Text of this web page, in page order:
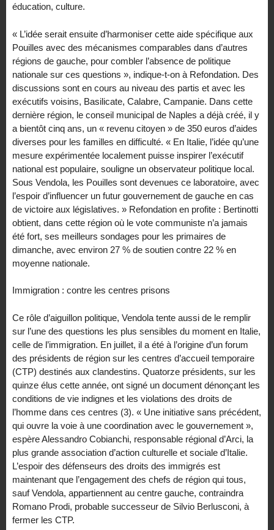
éducation, culture.
« L’idée serait ensuite d’harmoniser cette aide spécifique aux
Pouilles avec des mécanismes comparables dans d’autres
régions de gauche, pour combler l’absence de politique
nationale sur ces questions », indique-t-on à Refondation. Des
discussions sont en cours au niveau des partis et avec les
exécutifs voisins, Basilicate, Calabre, Campanie. Dans cette
dernière région, le conseil municipal de Naples a déjà créé, il y
a bientôt cinq ans, un « revenu citoyen » de 350 euros d’aides
diverses pour les familles en difficulté. « En Italie, l’idée qu’une
mesure expérimentée localement puisse inspirer l’exécutif
national est populaire, souligne un observateur politique local.
Sous Vendola, les Pouilles sont devenues ce laboratoire, avec
l’espoir d’influencer un futur gouvernement de gauche en cas
de victoire aux législatives. » Refondation en profite : Bertinotti
obtient, dans cette région où le vote communiste n’a jamais
été fort, ses meilleurs sondages pour les primaires de
dimanche, avec environ 27 % de soutien contre 22 % en
moyenne nationale.
Immigration : contre les centres prisons
Ce rôle d’aiguillon politique, Vendola tente aussi de le remplir
sur l’une des questions les plus sensibles du moment en Italie,
celle de l’immigration. En juillet, il a été à l’origine d’un forum
des présidents de région sur les centres d’accueil temporaire
(CTP) destinés aux clandestins. Quatorze présidents, sur les
quinze élus cette année, ont signé un document dénonçant les
conditions de vie indignes et les violations des droits de
l’homme dans ces centres (3). « Une initiative sans précédent,
qui ouvre la voie à une coordination avec le gouvernement »,
espère Alessandro Cobianchi, responsable régional d’Arci, la
plus grande association d’action culturelle et sociale d’Italie.
L’espoir des défenseurs des droits des immigrés est
maintenant que l’engagement des chefs de région qui tous,
sauf Vendola, appartiennent au centre gauche, contraindra
Romano Prodi, probable successeur de Silvio Berlusconi, à
fermer les CTP.